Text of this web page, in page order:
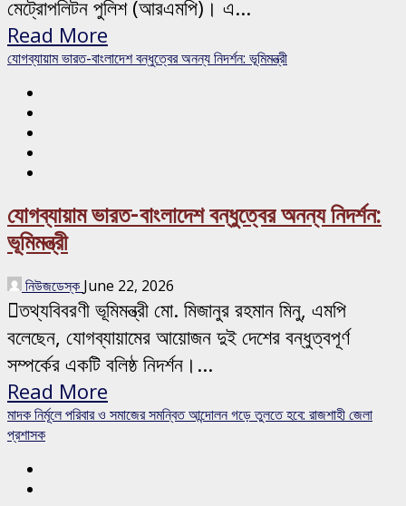
মেট্রোপলিটন পুলিশ (আরএমপি)। এ...
Read More
যোগব্যায়াম ভারত-বাংলাদেশ বন্ধুত্বের অনন্য নিদর্শন: ভূমিমন্ত্রী
যোগব্যায়াম ভারত-বাংলাদেশ বন্ধুত্বের অনন্য নিদর্শন:
ভূমিমন্ত্রী
নিউজডেস্ক June 22, 2026
তথ্যবিবরণী ভূমিমন্ত্রী মো. মিজানুর রহমান মিনু, এমপি
বলেছেন, যোগব্যায়ামের আয়োজন দুই দেশের বন্ধুত্বপূর্ণ
সম্পর্কের একটি বলিষ্ঠ নিদর্শন।...
Read More
মাদক নির্মূলে পরিবার ও সমাজের সমন্বিত আন্দোলন গড়ে তুলতে হবে: রাজশাহী জেলা
প্রশাসক